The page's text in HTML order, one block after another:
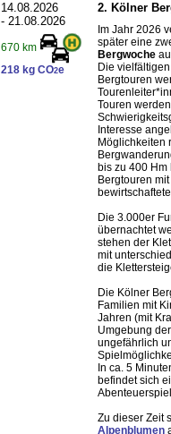
14.08.2026
- 21.08.2026
670 km
218 kg CO2e
2. Kölner
Im Jahr 2026
später eine
Bergwoche
Die
Bergtouren
Touren
Interesse
Möglichkeiten
bis zu 400
Bergtouren
Die 3.000er
übernachtet
stehen der
mit
die
Die Kölner
Familien mit
Jahren (mit
Umgebung
ungefährlich
In ca. 5
befindet sich
Zu dieser Zeit
Alpenblumen